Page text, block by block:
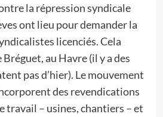
la répression syndicale
ont lieu pour demander la
licenciés. Cela
Bréguet, au Havre (il y a des
pas d’hier). Le mouvement
des revendications
travail – usines, chantiers – et